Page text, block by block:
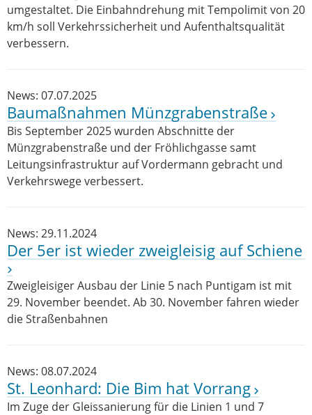
umgestaltet. Die Einbahndrehung mit Tempolimit von 20
km/h soll Verkehrssicherheit und Aufenthaltsqualität
verbessern.
News: 07.07.2025
Baumaßnahmen Münzgrabenstraße
Bis September 2025 wurden Abschnitte der
Münzgrabenstraße und der Fröhlichgasse samt
Leitungsinfrastruktur auf Vordermann gebracht und
Verkehrswege verbessert.
News: 29.11.2024
Der 5er ist wieder zweigleisig auf Schiene
Zweigleisiger Ausbau der Linie 5 nach Puntigam ist mit
29. November beendet. Ab 30. November fahren wieder
die Straßenbahnen
News: 08.07.2024
St. Leonhard: Die Bim hat Vorrang
Im Zuge der Gleissanierung für die Linien 1 und 7